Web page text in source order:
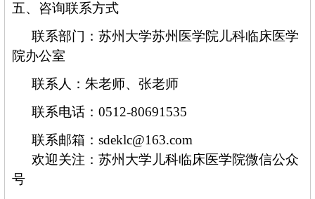
五、咨询联系方式
联系部门：苏州大学苏州医学院儿科临床医学
院办公室
联系人：朱老师、 张老师
联系电话： 0512-80691535
联系邮箱： sdeklc@163.com
欢迎关注：苏州大学儿科临床医学院微信公众
号